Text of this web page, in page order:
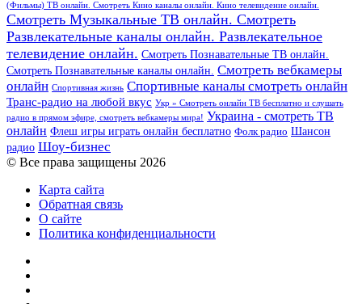
(Фильмы) ТВ онлайн. Смотреть Кино каналы онлайн. Кино телевидение онлайн.
Смотреть Музыкальные ТВ онлайн. Смотреть
Развлекательные каналы онлайн. Развлекательное
телевидение онлайн. Смотреть Познавательные ТВ онлайн.
Смотреть Познавательные каналы онлайн. Смотреть вебкамеры
онлайн Спортивная жизнь Спортивные каналы смотреть онлайн
Транс-радио на любой вкус Укр » Смотреть онлайн ТВ бесплатно и слушать
радио в прямом эфире, смотреть вебкамеры мира! Украина - смотреть ТВ
онлайн Флеш игры играть онлайн бесплатно Фолк радио Шансон
радио Шоу-бизнес
© Все права защищены 2026
Карта сайта
Обратная связь
О сайте
Политика конфиденциальности